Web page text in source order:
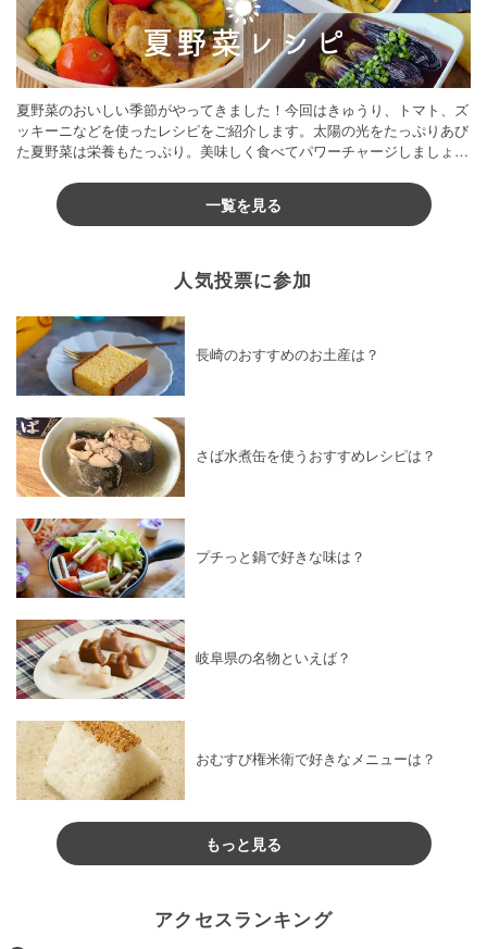
夏野菜のおいしい季節がやってきました！今回はきゅうり、トマト、ズ
ッキーニなどを使ったレシピをご紹介します。太陽の光をたっぷりあび
た夏野菜は栄養もたっぷり。美味しく食べてパワーチャージしましょう
一覧を見る
人気投票に参加
長崎のおすすめのお土産は？
さば水煮缶を使うおすすめレシピは？
プチっと鍋で好きな味は？
岐阜県の名物といえば？
おむすび権米衛で好きなメニューは？
もっと見る
アクセスランキング